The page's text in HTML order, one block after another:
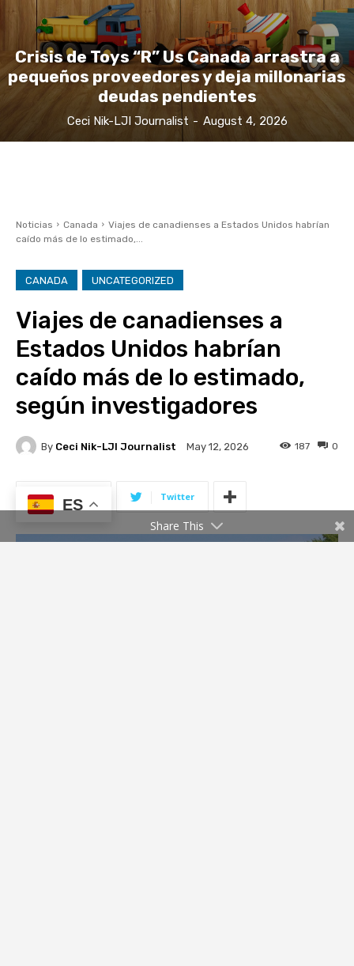
Crisis de Toys “R” Us Canada arrastra a
pequeños proveedores y deja millonarias
deudas pendientes
Ceci Nik-LJI Journalist - August 4, 2026
ES
Share This